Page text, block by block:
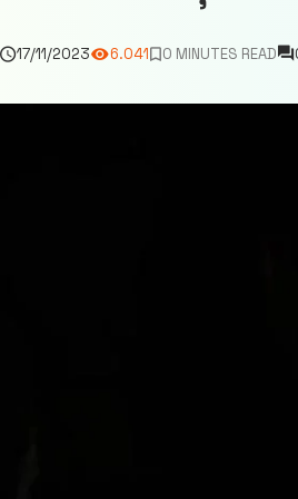
17/11/2023 6.041 0 MINUTES READ